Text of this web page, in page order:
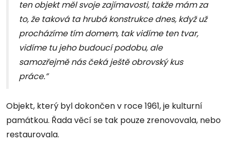
ten objekt měl svoje zajímavosti, takže mám za
to, že taková ta hrubá konstrukce dnes, když už
procházíme tím domem, tak vidíme ten tvar,
vidíme tu jeho budoucí podobu, ale
samozřejmě nás čeká ještě obrovský kus
práce.”
Objekt, který byl dokončen v roce 1961, je kulturní
památkou. Řada věcí se tak pouze zrenovovala, nebo
restaurovala.